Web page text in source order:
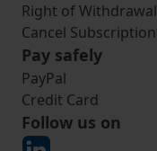
Right of Withdrawal
Cancel Subscription
Pay safely
PayPal
Credit Card
Follow us on